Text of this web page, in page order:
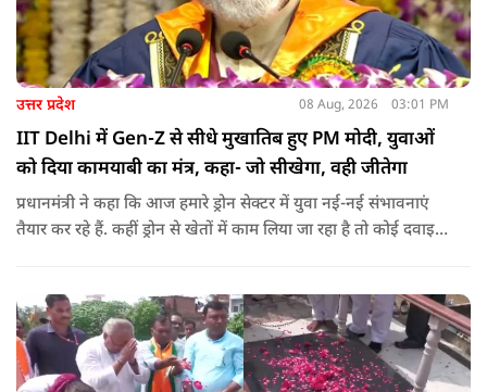
उत्तर प्रदेश 08 Aug, 2026 03:01 PM
IIT Delhi में Gen-Z से सीधे मुखातिब हुए PM मोदी, युवाओं
को दिया कामयाबी का मंत्र, कहा- जो सीखेगा, वही जीतेगा
प्रधानमंत्री ने कहा कि आज हमारे ड्रोन सेक्टर में युवा नई-नई संभावनाएं
तैयार कर रहे हैं. कहीं ड्रोन से खेतों में काम लिया जा रहा है तो कोई दवाइयां